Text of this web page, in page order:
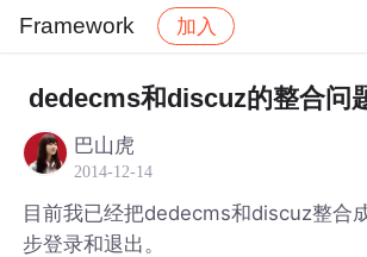
Framework 加入
社区 Framework 帖子详情
dedecms和discuz的整合问
巴山虎
2014-12-14
目前我已经把dedecms和discuz整合
步登录和退出。